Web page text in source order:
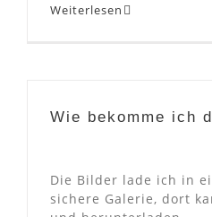
Weiterlesen
Wie bekomme ich
Die Bilder lade ich in
sichere Galerie, dort